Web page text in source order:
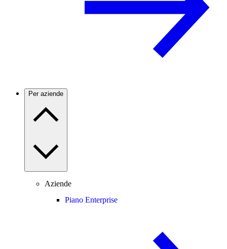
Per aziende
Aziende
Piano Enterprise